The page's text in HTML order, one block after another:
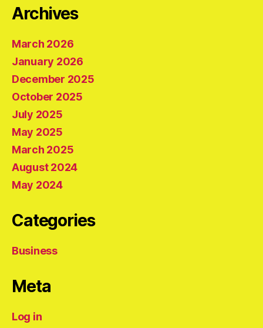
Archives
March 2026
January 2026
December 2025
October 2025
July 2025
May 2025
March 2025
August 2024
May 2024
Categories
Business
Meta
Log in